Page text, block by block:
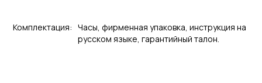
Комплектация: Часы, фирменная упаковка, инструкция на
русском языке, гарантийный талон.